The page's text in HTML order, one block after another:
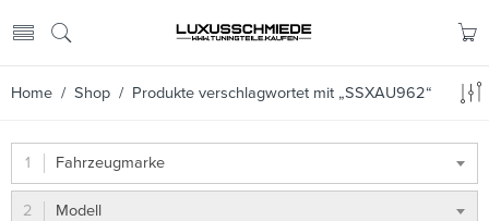
Home / Shop / Produkte verschlagwortet mit „SSXAU962“
Fahrzeugmarke
Modell